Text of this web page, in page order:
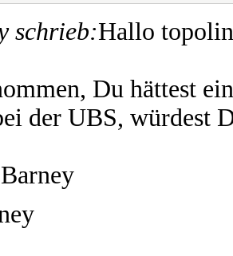
schrieb:Hallo
Du hättest
der UBS, würdest